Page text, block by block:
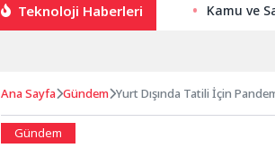
Teknoloji Haberleri Kamu ve
Ana Sayfa Gündem Yurt Dışında Tatili İçin
Gündem